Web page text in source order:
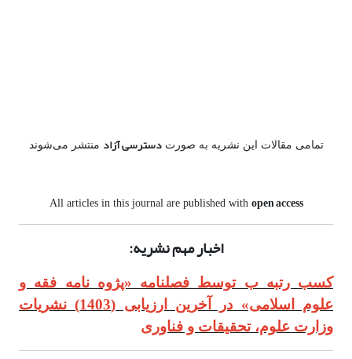
تمامی مقالات این نشریه به صورتدسترسی آزاد منتشر می‌شوند
All articles in this journal are published with open access
اخبار مهم نشریه:
کسب رتبه ب توسط فصلنامه «پژوه نامه فقه و
علوم اسلامی» در آخرین ارزیابی (1403) نشریات
وزارت علوم، تحقیقات و فناوری